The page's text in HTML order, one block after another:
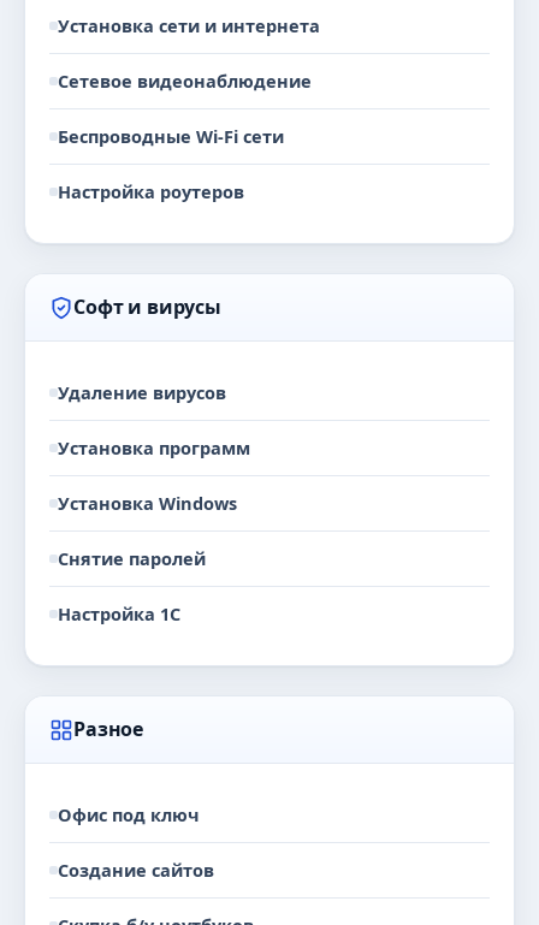
Установка сети и интернета
Сетевое видеонаблюдение
Беспроводные Wi-Fi сети
Настройка роутеров
Софт и вирусы
Удаление вирусов
Установка программ
Установка Windows
Снятие паролей
Настройка 1С
Разное
Офис под ключ
Создание сайтов